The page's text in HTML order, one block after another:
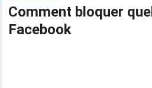
Comment bloquer
Facebook